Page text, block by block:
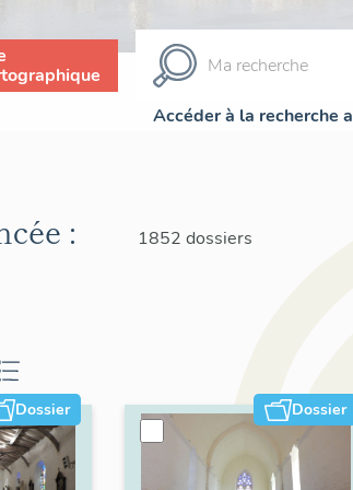
Accéder à la recherche
: 1852 dossiers
Dossier Dossier